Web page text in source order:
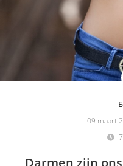
09 maart